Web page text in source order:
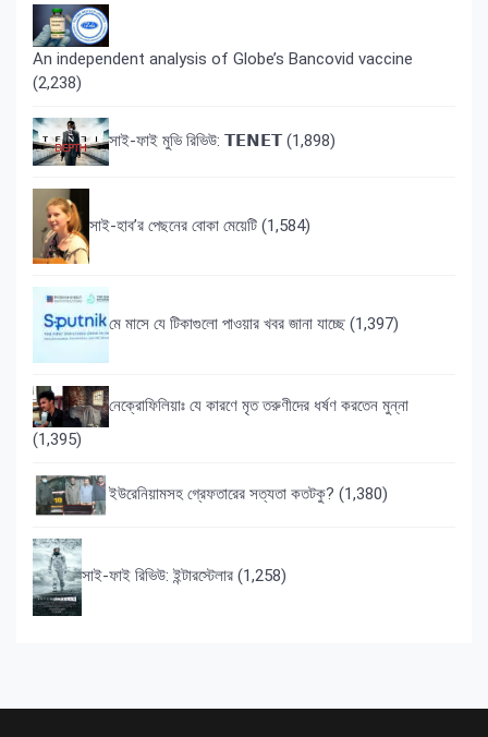
An independent analysis of Globe’s Bancovid vaccine
(2,238)
সাই-ফাই মুভি রিভিউ: 𝗧𝗘𝗡𝗘𝗧 (1,898)
সাই-হাব’র পেছনের বোকা মেয়েটি (1,584)
মে মাসে যে টিকাগুলো পাওয়ার খবর জানা যাচ্ছে (1,397)
নেক্রোফিলিয়াঃ যে কারণে মৃত তরুণীদের ধর্ষণ করতেন মুন্না
(1,395)
ইউরেনিয়ামসহ গ্রেফতারের সত্যতা কতটকু? (1,380)
সাই-ফাই রিভিউ: ইন্টারস্টেলার (1,258)